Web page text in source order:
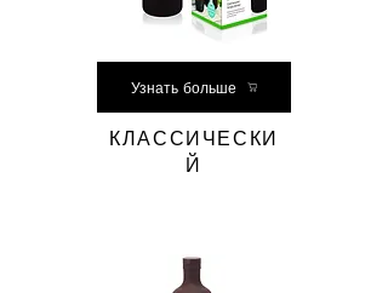
Узнать больше
КЛАССИЧЕСКИ
Й